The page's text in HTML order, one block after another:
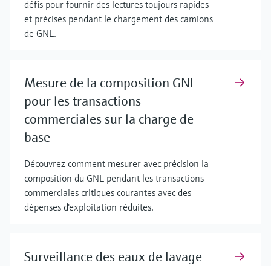
défis pour fournir des lectures toujours rapides
et précises pendant le chargement des camions
de GNL.
Mesure de la composition GNL
pour les transactions
commerciales sur la charge de
base
Découvrez comment mesurer avec précision la
composition du GNL pendant les transactions
commerciales critiques courantes avec des
dépenses d'exploitation réduites.
Surveillance des eaux de lavage